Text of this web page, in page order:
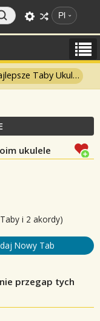
Pl
Taby Ukulele
ukulele
i 2 akordy)
Nowy Tab
przegap tych